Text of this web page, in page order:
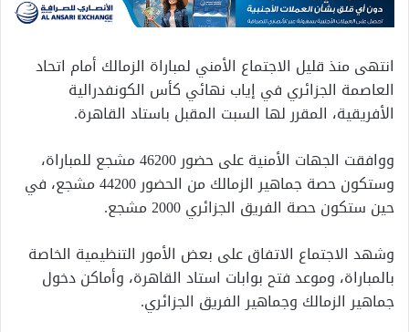
انتهى منذ قليل الاجتماع الأمني لمباراة الزمالك أمام اتحاد
العاصمة الجزائري في إياب نهائي كأس الكونفدرالية
الأفريقية، المقرر لها السبت المقبل باستاد القاهرة.
ووافقت الجهات الأمنية على حضور 46200 مشجع للمباراة،
وستكون حصة جماهير الزمالك من الحضور 44200 مشجع، في
حين ستكون حصة الفريق الجزائري 2000 مشجع.
وشهد الاجتماع الاتفاق على بعض الأمور التنظيمية الخاصة
بالمباراة، وموعد فتح بوابات استاد القاهرة، وأماكن دخول
جماهير الزمالك وجماهير الفريق الجزائري.